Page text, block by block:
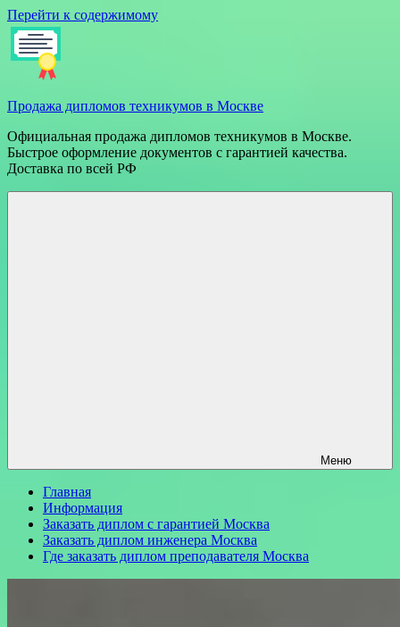
Перейти к содержимому
Продажа дипломов техникумов в Москве
Официальная продажа дипломов техникумов в Москве.
Быстрое оформление документов с гарантией качества.
Доставка по всей РФ
Меню
Главная
Информация
Заказать диплом с гарантией Москва
Заказать диплом инженера Москва
Где заказать диплом преподавателя Москва